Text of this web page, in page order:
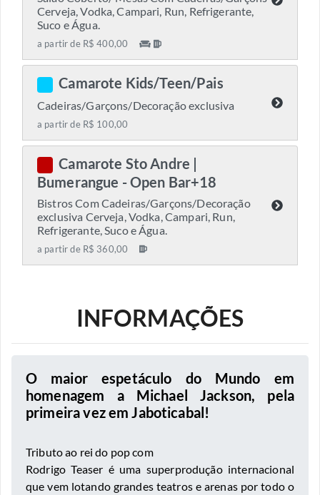
Cerveja, Vodka, Campari, Run, Refrigerante,
Suco e Água.
a partir de R$ 400,00
Camarote Kids/Teen/Pais
Cadeiras/Garçons/Decoração exclusiva
a partir de R$ 100,00
Camarote Sto Andre |
Bumerangue - Open Bar+18
Bistros Com Cadeiras/Garçons/Decoração
exclusiva Cerveja, Vodka, Campari, Run,
Refrigerante, Suco e Água.
a partir de R$ 360,00
INFORMAÇÕES
O maior espetáculo do Mundo em
homenagem a Michael Jackson, pela
primeira vez em Jaboticabal!
Tributo ao rei do pop com
Rodrigo Teaser é uma superprodução internacional
que vem lotando grandes teatros e arenas por todo o